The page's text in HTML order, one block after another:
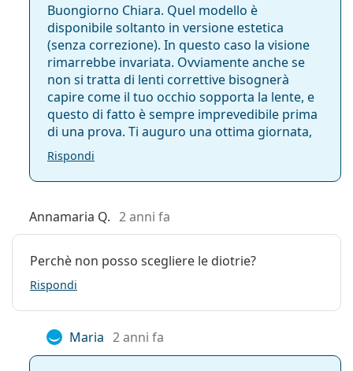
Buongiorno Chiara. Quel modello è
disponibile soltanto in versione estetica
(senza correzione). In questo caso la visione
rimarrebbe invariata. Ovviamente anche se
non si tratta di lenti correttive bisognerà
capire come il tuo occhio sopporta la lente, e
questo di fatto è sempre imprevedibile prima
di una prova. Ti auguro una ottima giornata,
Rispondi
Annamaria Q. 2 anni fa
Perchè non posso scegliere le diotrie?
Rispondi
Maria 2 anni fa